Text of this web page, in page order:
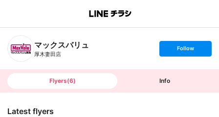
B
n
T
マックスバリュ
厚木妻田店
s
t
o
Follow
Flyers(6) Info
Latest flyers